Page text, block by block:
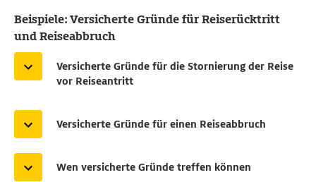
Beispiele: Versicherte Gründe für Reiserücktritt
und Reiseabbruch
Versicherte Gründe für die Stornierung der Reise
vor Reiseantritt
können Sie bei einer Stornierung einer Reise dann in
Anspruch nehmen, wenn ein versicherter Grund vorliegt.
Dies können sein:
Versicherte Gründe für einen Reiseabbruch
plötzlich unter einerschweren Grippeund Ihr
Wen versicherte Gründe treffen können